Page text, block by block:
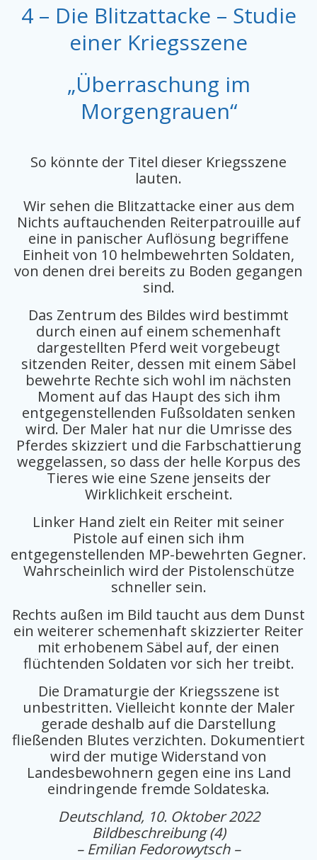
4 – Die Blitzattacke – Studie
einer Kriegsszene
„Überraschung im
Morgengrauen“
So könnte der Titel dieser Kriegsszene
lauten.
Wir sehen die Blitzattacke einer aus dem
Nichts auftauchenden Reiterpatrouille auf
eine in panischer Auflösung begriffene
Einheit von 10 helmbewehrten Soldaten,
von denen drei bereits zu Boden gegangen
sind.
Das Zentrum des Bildes wird bestimmt
durch einen auf einem schemenhaft
dargestellten Pferd weit vorgebeugt
sitzenden Reiter, dessen mit einem Säbel
bewehrte Rechte sich wohl im nächsten
Moment auf das Haupt des sich ihm
entgegenstellenden Fußsoldaten senken
wird. Der Maler hat nur die Umrisse des
Pferdes skizziert und die Farbschattierung
weggelassen, so dass der helle Korpus des
Tieres wie eine Szene jenseits der
Wirklichkeit erscheint.
Linker Hand zielt ein Reiter mit seiner
Pistole auf einen sich ihm
entgegenstellenden MP-bewehrten Gegner.
Wahrscheinlich wird der Pistolenschütze
schneller sein.
Rechts außen im Bild taucht aus dem Dunst
ein weiterer schemenhaft skizzierter Reiter
mit erhobenem Säbel auf, der einen
flüchtenden Soldaten vor sich her treibt.
Die Dramaturgie der Kriegsszene ist
unbestritten. Vielleicht konnte der Maler
gerade deshalb auf die Darstellung
fließenden Blutes verzichten. Dokumentiert
wird der mutige Widerstand von
Landesbewohnern gegen eine ins Land
eindringende fremde Soldateska.
Deutschland, 10. Oktober 2022
Bildbeschreibung (4)
– Emilian Fedorowytsch –